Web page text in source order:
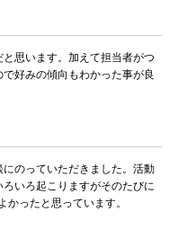
思います。加えて担当者がつ
好みの傾向もわかった事が良
のっていただきました。活動
いろ起こりますがそのたびに
かったと思っています。